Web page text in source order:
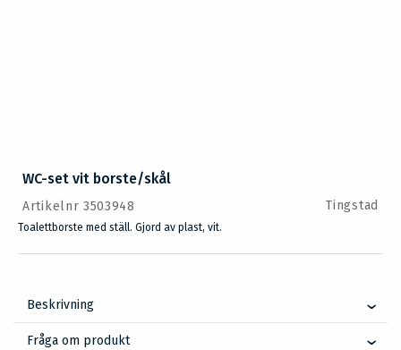
WC-set vit borste/skål
Artikelnr 3503948 Tingstad
Toalettborste med ställ. Gjord av plast, vit.
Beskrivning
Fråga om produkt